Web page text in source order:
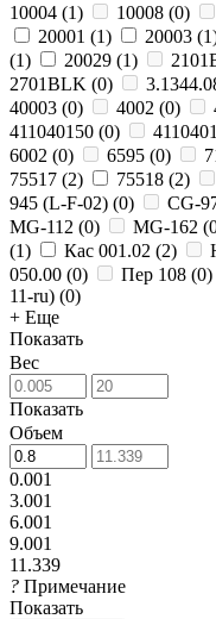
10004 (1) 10008 (0)
20001 (1) 20003 (1
(1) 20029 (1)
2701BLK (0)
40003 (0) 4002 (0)
411040150 (0)
6002 (0) 6595 (0)
75517 (2) 75518 (2)
945 (L-F-02) (0) CG-
MG-112 (0) MG-162 (
(1) Кас 001.02 (2)
050.00 (0) Пер 108 (0)
11-ru) (0)
+ Еще
Показать
Вес
Показать
Объем
0.001
3.001
6.001
9.001
11.339
? Примечание
Показать